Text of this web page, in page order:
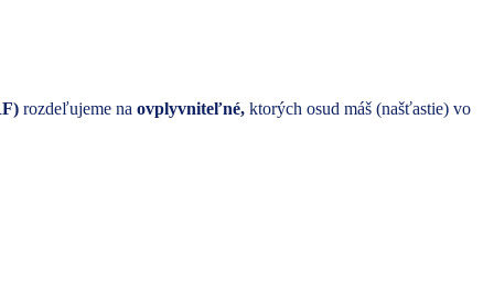
rozdeľujeme na ovplyvniteľné, ktorých osud máš (našťastie) vo